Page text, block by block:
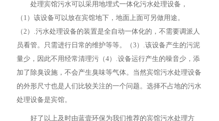
处理宾馆污水可以采用地埋式一体化污水处理设备，
（1）该设备可以放在宾馆地下，地面上面可另做用途。
（2）.污水处理设备的装置是全自动一体化的，不需要调派人
员看管。只需进行日常的维护等等。（3）.该设备产生的污泥
量少，因此不用经常清理污（4）.设备运行产生的噪音少，添
加了除臭设施，不会产生臭味等气体。当然宾馆污水处理设备
的外形尺寸也是人们比较关注的一个问题。选择不占地的污水
处理设备是宾馆。
好了以上及时由蓝壹环保为我们推荐的宾馆污水处理方